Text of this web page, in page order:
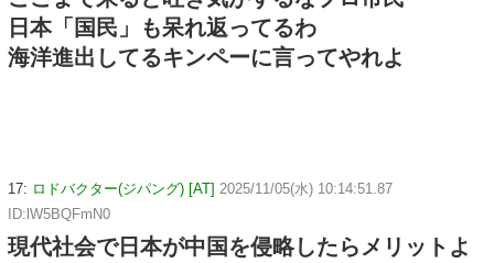
日本「国民」も呆れ返ってるわ
海洋進出してるキンペーに言ってやれよ
17: ロドバクター(ジパング) [AT] 2025/11/05(水) 10:14:51.87
ID:lW5BQFmN0
現代社会で日本が中国を侵略したらメリットよ